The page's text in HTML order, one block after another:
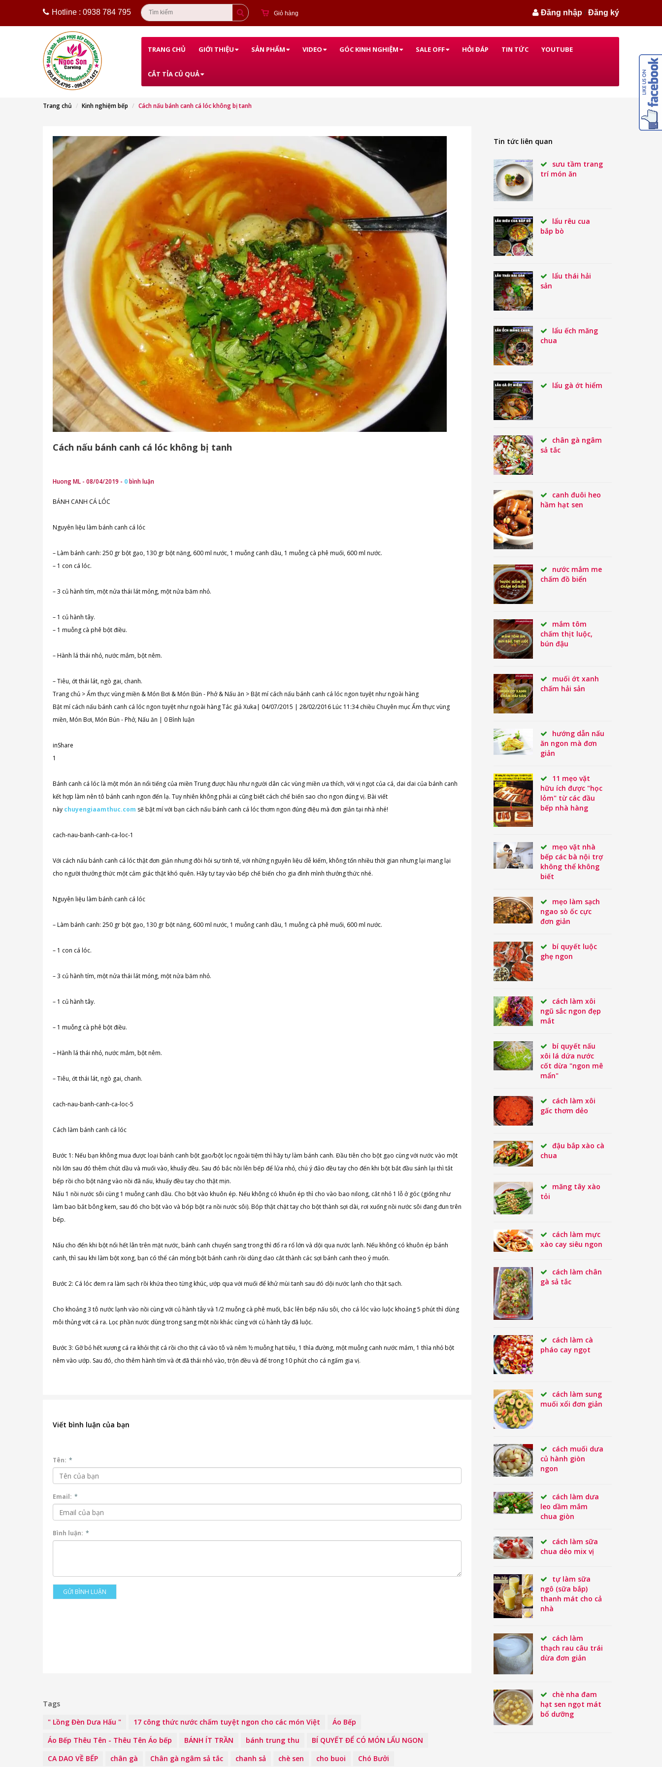
Hotline : 0938 784 795 Giỏ hàng Đăng nhập /Đăng ký
TRANG CHỦ GIỚI THIỆU SẢN PHẨM VIDEO GÓC KINH NGHIỆM SALE OFF HỎI ĐÁP TIN TỨC YOUTUBE
CẮT TỈA CỦ QUẢ
Trang chủ Kinh nghiệm bếp Cách nấu bánh canh cá lóc không bị tanh
Cách nấu bánh canh cá lóc không bị tanh
Huong ML - 08/04/2019 - 0bình luận
BÁNH CANH CÁ LÓC
Nguyên liệu làm bánh canh cá lóc
– Làm bánh canh: 250 gr bột gạo, 130 gr bột năng, 600 ml nước, 1 muỗng canh dầu, 1 muỗng cà phê muối, 600 ml nước.
– 1 con cá lóc.
– 3 củ hành tím, một nửa thái lát mỏng, một nửa băm nhỏ.
– 1 củ hành tây.
– 1 muỗng cà phê bột điều.
– Hành lá thái nhỏ, nước mắm, bột nêm.
– Tiêu, ớt thái lát, ngò gai, chanh.
Trang chủ > Ẩm thực vùng miền & Món Bơi & Món Bún - Phở & Nấu ăn > Bật mí cách nấu bánh canh cá lóc ngon tuyệt như ngoài hàng
Bật mí cách nấu bánh canh cá lóc ngon tuyệt như ngoài hàng Tác giả Xuka| 04/07/2015 | 28/02/2016 Lúc 11:34 chiều Chuyên mục Ẩm thực vùng
miền, Món Bơi, Món Bún - Phở, Nấu ăn | 0 Bình luận
inShare
1
Bánh canh cá lóc là một món ăn nổi tiếng của miền Trung được hầu như người dân các vùng miền ưa thích, với vị ngọt của cá, dai dai của bánh canh
kết hợp làm nên tô bánh canh ngon đến lạ. Tuy nhiên không phải ai cũng biết cách chế biến sao cho ngon đúng vị. Bài viết
này chuyengiaamthuc.com sẽ bật mí với bạn cách nấu bánh canh cá lóc thơm ngon đúng điệu mà đơn giản tại nhà nhé!
cach-nau-banh-canh-ca-loc-1
Với cách nấu bánh canh cá lóc thật đơn giản nhưng đòi hỏi sự tinh tế, với những nguyên liệu dễ kiếm, không tốn nhiều thời gian nhưng lại mang lại
cho người thưởng thức một cảm giác thật khó quên. Hãy tự tay vào bếp chế biến cho gia đình mình thưởng thức nhé.
Nguyên liệu làm bánh canh cá lóc
– Làm bánh canh: 250 gr bột gạo, 130 gr bột năng, 600 ml nước, 1 muỗng canh dầu, 1 muỗng cà phê muối, 600 ml nước.
– 1 con cá lóc.
– 3 củ hành tím, một nửa thái lát mỏng, một nửa băm nhỏ.
– 1 củ hành tây.
– 1 muỗng cà phê bột điều.
– Hành lá thái nhỏ, nước mắm, bột nêm.
– Tiêu, ớt thái lát, ngò gai, chanh.
cach-nau-banh-canh-ca-loc-5
Cách làm bánh canh cá lóc
Bước 1: Nếu bạn không mua được loại bánh canh bột gạo/bột lọc ngoài tiệm thì hãy tự làm bánh canh. Đầu tiên cho bột gạo cùng với nước vào một
nồi lớn sau đó thêm chút dầu và muối vào, khuấy đều. Sau đó bắc nồi lên bếp để lửa nhỏ, chú ý đảo đều tay cho đến khi bột bắt đầu sánh lại thì tắt
bếp rồi cho bột năng vào nồi đã nấu, khuấy đều tay cho thật mịn.
Nấu 1 nồi nước sôi cùng 1 muỗng canh dầu. Cho bột vào khuôn ép. Nếu không có khuôn ép thì cho vào bao nilong, cắt nhỏ 1 lỗ ở góc (giống như
làm bao bắt bông kem, sau đó cho bột vào và bóp bột ra nồi nước sôi). Bóp thật chặt tay cho bột thành sợi dài, rơi xuống nồi nước sôi đang đun trên
bếp.
Nấu cho đến khi bột nổi hết lân trên mặt nước, bánh canh chuyển sang trong thì đổ ra rổ lớn và dội qua nước lạnh. Nếu không có khuôn ép bánh
canh, thì sau khi làm bột xong, bạn có thể cán mỏng bột bánh canh rồi dùng dao cắt thành các sợi bánh canh theo ý muốn.
Bước 2: Cá lóc đem ra làm sạch rồi khứa theo từng khúc, ướp qua với muối để khử mùi tanh sau đó dội nước lạnh cho thật sạch.
Cho khoảng 3 tô nước lạnh vào nồi cùng với củ hành tây và 1/2 muỗng cà phê muối, bắc lên bếp nấu sôi, cho cá lóc vào luộc khoảng 5 phút thì dùng
môi thủng vớt cá ra. Lọc phần nước dùng trong sang một nồi khác cùng với củ hành tây đã luộc.
Bước 3: Gỡ bỏ hết xương cá ra khỏi thịt cá rồi cho thịt cá vào tô và nêm ½ muỗng hạt tiêu, 1 thìa đường, một muỗng canh nước mắm, 1 thìa nhỏ bột
nêm vào ướp. Sau đó, cho thêm hành tím và ớt đã thái nhỏ vào, trộn đều và để trong 10 phút cho cá ngấm gia vị.
Viết bình luận của bạn
Tên: *
Email: *
Bình luận: *
GỬI BÌNH LUẬN
Tags
" Lồng Đèn Dưa Hấu "
17 công thức nước chấm tuyệt ngon cho các món Việt
Áo Bếp
Áo Bếp Thêu Tên - Thêu Tên Áo bếp
BÁNH ÍT TRẦN bánh trung thu
BÍ QUYẾT ĐỂ CÓ MÓN LẨU NGON
CA DAO VỀ BẾP
chân gà Chân gà ngâm sả tắc chanh sả chè sen cho buoi Chó Bưởi
Tin tức liên quan
sưu tầm trang
trí món ăn
lẩu rêu cua
bắp bò
lẩu thái hải
sản
lẩu ếch măng
chua
lẩu gà ớt hiểm
chân gà ngâm
sả tắc
canh đuôi heo
hầm hạt sen
nước mắm me
chấm đồ biển
mắm tôm
chấm thịt luộc,
bún đậu
muối ớt xanh
chấm hải sản
hướng dẫn nấu
ăn ngon mà đơn
giản
11 mẹo vặt
hữu ích được "học
lỏm" từ các đầu
bếp nhà hàng
mẹo vặt nhà
bếp các bà nội trợ
không thể không
biết
mẹo làm sạch
ngao sò ốc cực
đơn giản
bí quyết luộc
ghẹ ngon
cách làm xôi
ngũ sắc ngon đẹp
mắt
bí quyết nấu
xôi lá dứa nước
cốt dừa "ngon mê
mẩn"
cách làm xôi
gấc thơm dẻo
đậu bắp xào cà
chua
măng tây xào
tỏi
cách làm mực
xào cay siêu ngon
cách làm chân
gà sả tắc
cách làm cà
pháo cay ngọt
cách làm sung
muối xổi đơn giản
cách muối dưa
củ hành giòn
ngon
cách làm dưa
leo dầm mắm
chua giòn
cách làm sữa
chua dẻo mix vị
tự làm sữa
ngô (sữa bắp)
thanh mát cho cả
nhà
cách làm
thạch rau câu trái
dừa đơn giản
chè nha đam
hạt sen ngọt mát
bổ dưỡng